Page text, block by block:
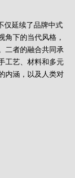
仅延续了品牌中式
角下的当代风格，
二者的融合共同承
工艺、材料和多元
内涵，以及人类对